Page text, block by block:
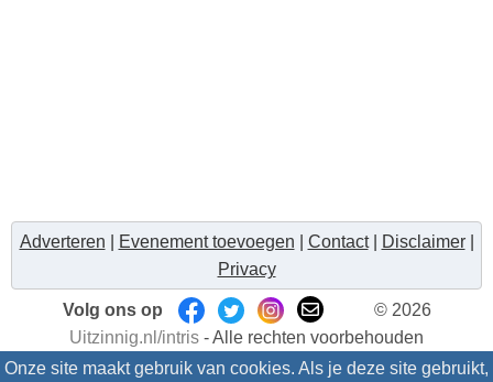
Onze site maakt gebruik van cookies. Als je deze site gebruikt,
Adverteren Evenement toevoegen Contact| Disclaimer|
Privacy
Volg ons op
© 2026
Uitzinnig.nl/intris - Alle rechten voorbehouden